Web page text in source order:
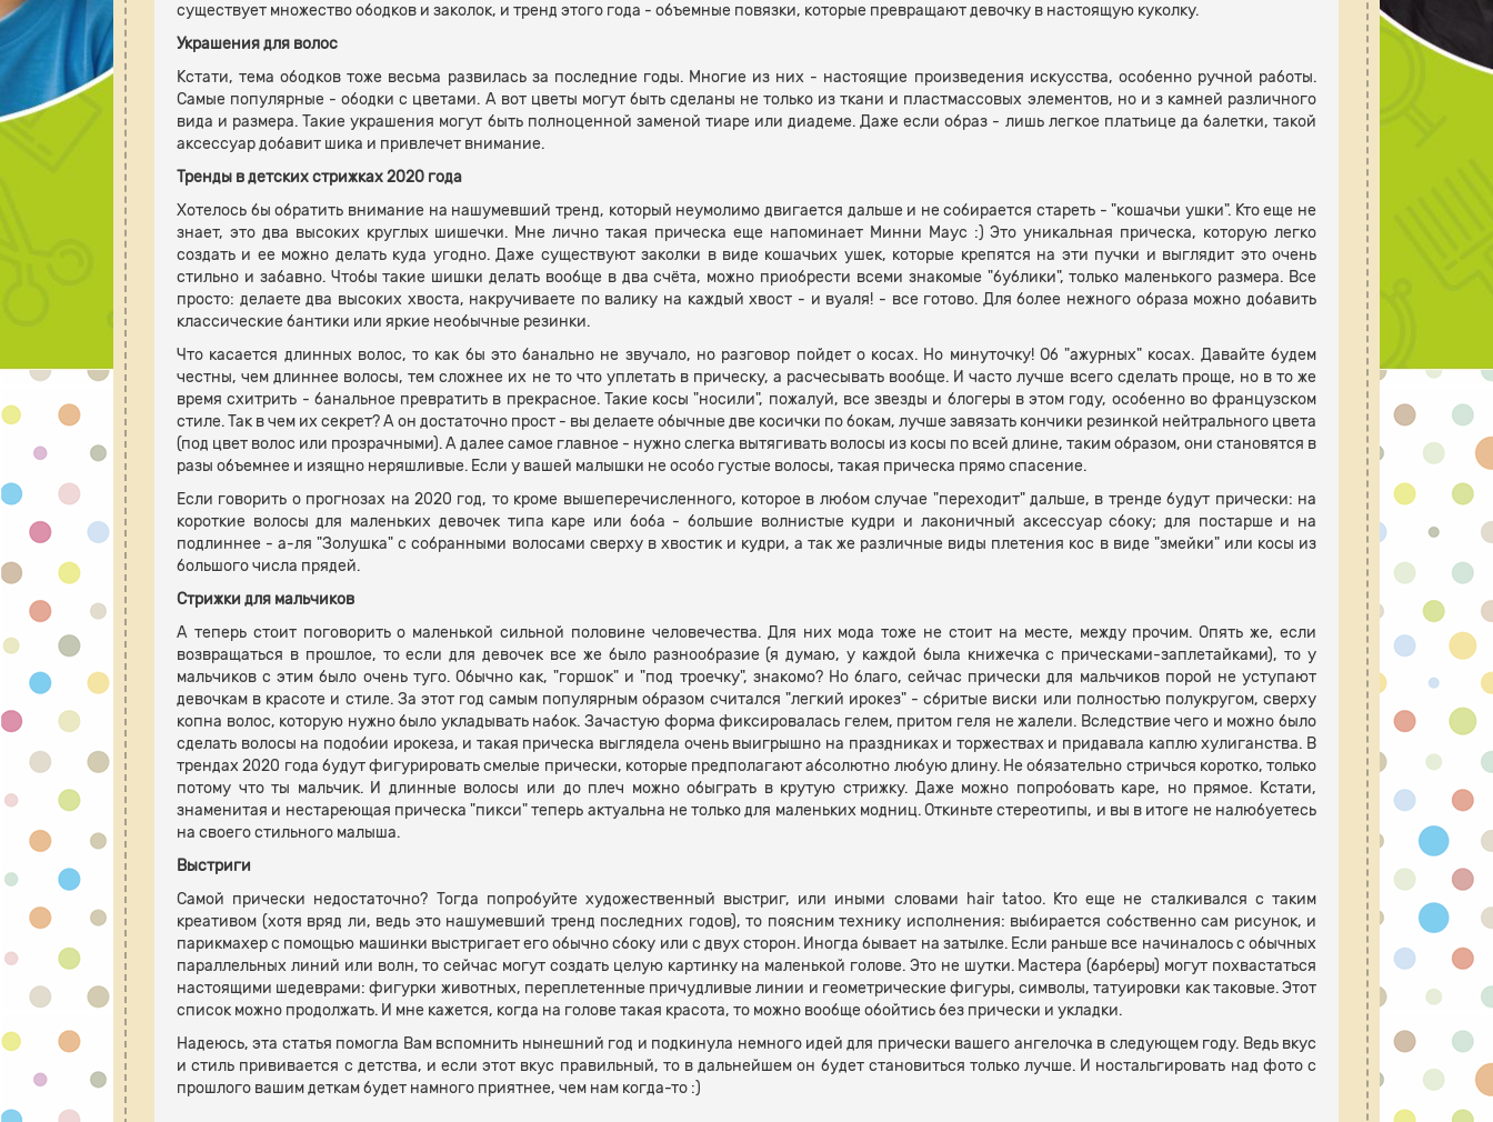
существует множество ободков и заколок, и тренд этого года - объемные повязки, которые превращают девочку в настоящую куколку.
Украшения для волос
Кстати, тема ободков тоже весьма развилась за последние годы. Многие из них - настоящие произведения искусства, особенно ручной работы.
Самые популярные - ободки с цветами. А вот цветы могут быть сделаны не только из ткани и пластмассовых элементов, но и з камней различного
вида и размера. Такие украшения могут быть полноценной заменой тиаре или диадеме. Даже если образ - лишь легкое платьице да балетки, такой
аксессуар добавит шика и привлечет внимание.
Тренды в детских стрижках 2020 года
Хотелось бы обратить внимание на нашумевший тренд, который неумолимо двигается дальше и не собирается стареть - "кошачьи ушки". Кто еще не
знает, это два высоких круглых шишечки. Мне лично такая прическа еще напоминает Минни Маус :) Это уникальная прическа, которую легко
создать и ее можно делать куда угодно. Даже существуют заколки в виде кошачьих ушек, которые крепятся на эти пучки и выглядит это очень
стильно и забавно. Чтобы такие шишки делать вообще в два счёта, можно приобрести всеми знакомые "бублики", только маленького размера. Все
просто: делаете два высоких хвоста, накручиваете по валику на каждый хвост - и вуаля! - все готово. Для более нежного образа можно добавить
классические бантики или яркие необычные резинки.
Что касается длинных волос, то как бы это банально не звучало, но разговор пойдет о косах. Но минуточку! Об "ажурных" косах. Давайте будем
честны, чем длиннее волосы, тем сложнее их не то что уплетать в прическу, а расчесывать вообще. И часто лучше всего сделать проще, но в то же
время схитрить - банальное превратить в прекрасное. Такие косы "носили", пожалуй, все звезды и блогеры в этом году, особенно во французском
стиле. Так в чем их секрет? А он достаточно прост - вы делаете обычные две косички по бокам, лучше завязать кончики резинкой нейтрального цвета
(под цвет волос или прозрачными). А далее самое главное - нужно слегка вытягивать волосы из косы по всей длине, таким образом, они становятся в
разы объемнее и изящно неряшливые. Если у вашей малышки не особо густые волосы, такая прическа прямо спасение.
Если говорить о прогнозах на 2020 год, то кроме вышеперечисленного, которое в любом случае "переходит" дальше, в тренде будут прически: на
короткие волосы для маленьких девочек типа каре или боба - большие волнистые кудри и лаконичный аксессуар сбоку; для постарше и на
подлиннее - а-ля "Золушка" с собранными волосами сверху в хвостик и кудри, а так же различные виды плетения кос в виде "змейки" или косы из
большого числа прядей.
Стрижки для мальчиков
А теперь стоит поговорить о маленькой сильной половине человечества. Для них мода тоже не стоит на месте, между прочим. Опять же, если
возвращаться в прошлое, то если для девочек все же было разнообразие (я думаю, у каждой была книжечка с прическами-заплетайками), то у
мальчиков с этим было очень туго. Обычно как, "горшок" и "под троечку", знакомо? Но благо, сейчас прически для мальчиков порой не уступают
девочкам в красоте и стиле. За этот год самым популярным образом считался "легкий ирокез" - сбритые виски или полностью полукругом, сверху
копна волос, которую нужно было укладывать набок. Зачастую форма фиксировалась гелем, притом геля не жалели. Вследствие чего и можно было
сделать волосы на подобии ирокеза, и такая прическа выглядела очень выигрышно на праздниках и торжествах и придавала каплю хулиганства. В
трендах 2020 года будут фигурировать смелые прически, которые предполагают абсолютно любую длину. Не обязательно стричься коротко, только
потому что ты мальчик. И длинные волосы или до плеч можно обыграть в крутую стрижку. Даже можно попробовать каре, но прямое. Кстати,
знаменитая и нестареющая прическа "пикси" теперь актуальна не только для маленьких модниц. Откиньте стереотипы, и вы в итоге не налюбуетесь
на своего стильного малыша.
Выстриги
Самой прически недостаточно? Тогда попробуйте художественный выстриг, или иными словами hair tatoo. Кто еще не сталкивался с таким
креативом (хотя вряд ли, ведь это нашумевший тренд последних годов), то поясним технику исполнения: выбирается собственно сам рисунок, и
парикмахер с помощью машинки выстригает его обычно сбоку или с двух сторон. Иногда бывает на затылке. Если раньше все начиналось с обычных
параллельных линий или волн, то сейчас могут создать целую картинку на маленькой голове. Это не шутки. Мастера (барберы) могут похвастаться
настоящими шедеврами: фигурки животных, переплетенные причудливые линии и геометрические фигуры, символы, татуировки как таковые. Этот
список можно продолжать. И мне кажется, когда на голове такая красота, то можно вообще обойтись без прически и укладки.
Надеюсь, эта статья помогла Вам вспомнить нынешний год и подкинула немного идей для прически вашего ангелочка в следующем году. Ведь вкус
и стиль прививается с детства, и если этот вкус правильный, то в дальнейшем он будет становиться только лучше. И ностальгировать над фото с
прошлого вашим деткам будет намного приятнее, чем нам когда-то :)